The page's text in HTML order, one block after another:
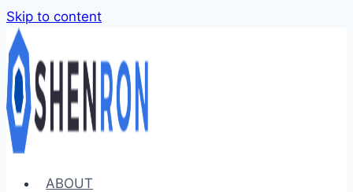
Skip to content
ABOUT